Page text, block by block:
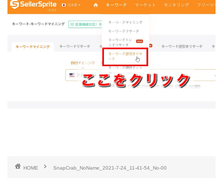
HOME SnapCrab_NoName_2021-7-24_11-41-54_No-00